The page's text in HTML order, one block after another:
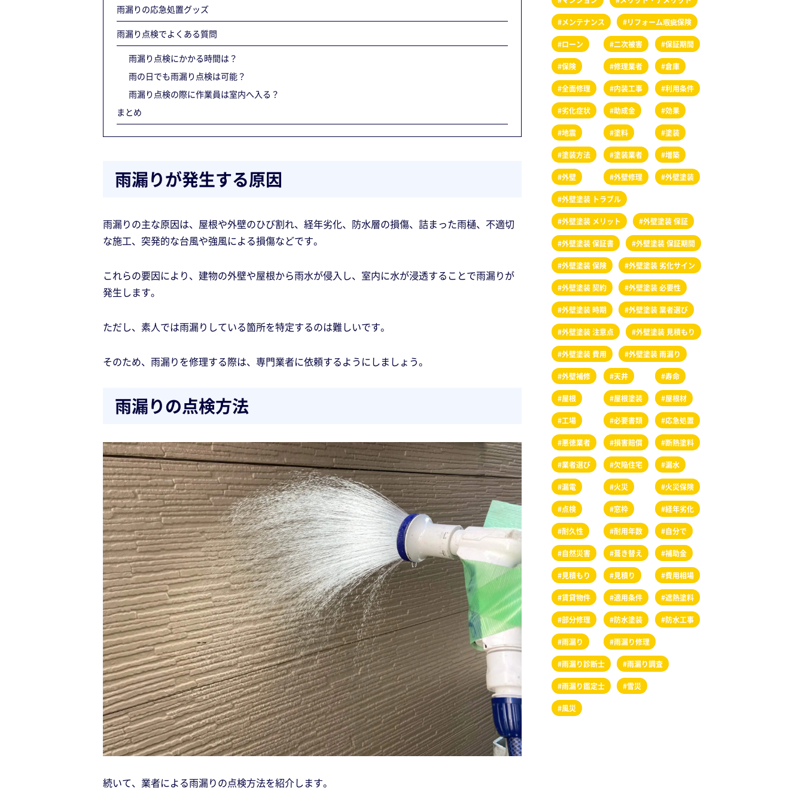
雨漏りの応急処置グッズ
雨漏り点検でよくある質問
雨漏り点検にかかる時間は？
雨の日でも雨漏り点検は可能？
雨漏り点検の際に作業員は室内へ入る？
まとめ
雨漏りが発生する原因
雨漏りの主な原因は、屋根や外壁のひび割れ、経年劣化、防水層の損傷、詰まった雨樋、不適切
な施工、突発的な台風や強風による損傷などです。
これらの要因により、建物の外壁や屋根から雨水が侵入し、室内に水が浸透することで雨漏りが
発生します。
ただし、素人では雨漏りしている箇所を特定するのは難しいです。
そのため、雨漏りを修理する際は、専門業者に依頼するようにしましょう。
雨漏りの点検方法
続いて、業者による雨漏りの点検方法を紹介します。
#メンテナンス #リフォーム瑕疵保険
#ローン #二次被害 #保証期間
#保険 #修理業者 #倉庫
#全面修理 #内装工事 #利用条件
#劣化症状 #助成金 #効果
#地震 #塗料 #塗装
#塗装方法 #塗装業者 #増築
#外壁 #外壁修理 #外壁塗装
#外壁塗装 トラブル
#外壁塗装 メリット #外壁塗装 保証
#外壁塗装 保証書 #外壁塗装 保証期間
#外壁塗装 保険 #外壁塗装 劣化サイン
#外壁塗装 契約 #外壁塗装 必要性
#外壁塗装 時期 #外壁塗装 業者選び
#外壁塗装 注意点 #外壁塗装 見積もり
#外壁塗装 費用 #外壁塗装 雨漏り
#外壁補修 #天井 #寿命
#屋根 #屋根塗装 #屋根材
#工場 #必要書類 #応急処置
#悪徳業者 #損害賠償 #断熱塗料
#業者選び #欠陥住宅 #漏水
#漏電 #火災 #火災保険
#点検 #窓枠 #経年劣化
#耐久性 #耐用年数 #自分で
#自然災害 #葺き替え #補助金
#見積もり #見積り #費用相場
#賃貸物件 #適用条件 #遮熱塗料
#部分修理 #防水塗装 #防水工事
#雨漏り #雨漏り修理
#雨漏り診断士 #雨漏り調査
#雨漏り鑑定士 #雪災
#風災